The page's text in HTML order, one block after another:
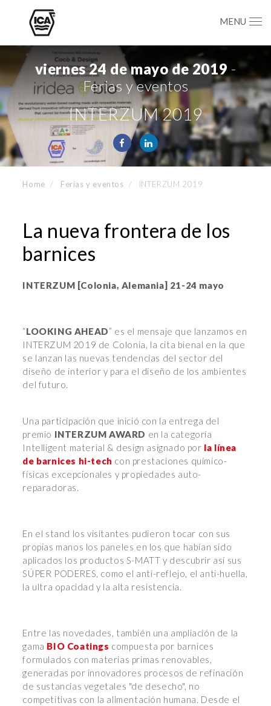
MENU
viernes 24 de mayo de 2019 -
Ferias y eventos
INTERZUM 2019
Home Ferias y eventos INTERZUM 2019
La nueva frontera de los
barnices
INTERZUM [Colonia, Alemania] 21-24 mayo
“LOOKING AHEAD” es el mensaje que lanzamos en
INTERZUM 2019 de Colonia, la cita bienal en la que
se lanzan las nuevas tendencias del sector del
diseño de interior y para el diseño de los ambientes
del futuro.
Una participación que inició con la entrega del
premio INTERZUM AWARD en la categoría
Intelligent material & design asignado por la línea
de barnices hi-tech con prestaciones químico-
físicas excepcionales y propiedades auto-
reparadoras.
En el stand los visitantes pudieron tocar con sus
propias manos los paneles en los que habían sido
aplicados los productos S-MATT y descubrir así sus
SÚPER PODERES, como el anti-reflejo, el anti-huella,
la ultra opacidad y la alta resistencia.
Entre las novedades, también una ampliación de la
gama BIO Coatings compuesta por barnices
formulados con materias primas renovables,
generadas por innovadores procesos de refinación
de sustancias vegetales "de desecho", no
competitivas con la alimentación humana. Desde el